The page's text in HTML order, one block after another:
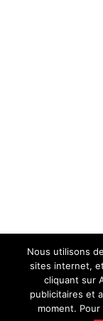
Nous utilisons
sites internet,
cliquant sur
publicitaires et
moment.